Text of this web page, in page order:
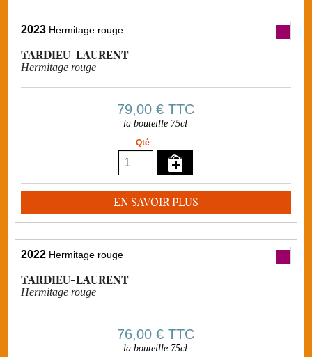
2023 Hermitage rouge
TARDIEU-LAURENT
Hermitage rouge
79,00 €TTC
la bouteille 75cl
Qté
EN SAVOIR PLUS
2022 Hermitage rouge
TARDIEU-LAURENT
Hermitage rouge
76,00 €TTC
la bouteille 75cl